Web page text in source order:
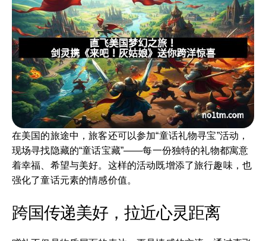
在美国的旅途中，旅客还可以参加“童话礼物寻宝”活动，
现场寻找隐藏的“童话宝藏”——每一份独特的礼物都寓意
着幸福、希望与美好。这样的活动既增添了旅行趣味，也
强化了童话元素的情感价值。
跨国传递美好，拉近心灵距离